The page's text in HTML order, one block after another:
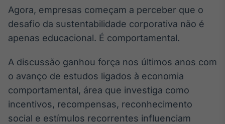
APIs para
integração de
conteúdos e
dados
Broadcast
Ticker
headlines de
notícias
Agora, empresas começam a perceber que o
desafio da sustentabilidade corporativa não é
apenas educacional. É comportamental.
A discussão ganhou força nos últimos anos com
o avanço de estudos ligados à economia
comportamental, área que investiga como
incentivos, recompensas, reconhecimento
social e estímulos recorrentes influenciam